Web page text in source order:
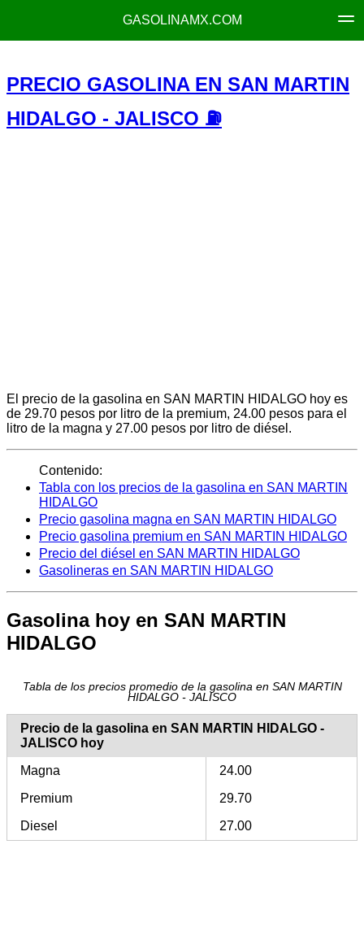
GASOLINAMX.COM
PRECIO GASOLINA EN SAN MARTIN
HIDALGO - JALISCO ⛽
El precio de la gasolina en SAN MARTIN HIDALGO hoy es
de 29.70 pesos por litro de la premium, 24.00 pesos para el
litro de la magna y 27.00 pesos por litro de diésel.
Contenido:
Tabla con los precios de la gasolina en SAN MARTIN
HIDALGO
Precio gasolina magna en SAN MARTIN HIDALGO
Precio gasolina premium en SAN MARTIN HIDALGO
Precio del diésel en SAN MARTIN HIDALGO
Gasolineras en SAN MARTIN HIDALGO
Gasolina hoy en SAN MARTIN
HIDALGO
Tabla de los precios promedio de la gasolina en SAN MARTIN
HIDALGO - JALISCO
Precio de la gasolina en SAN MARTIN HIDALGO -
JALISCO hoy
Magna
24.00
Premium
29.70
Diesel
27.00